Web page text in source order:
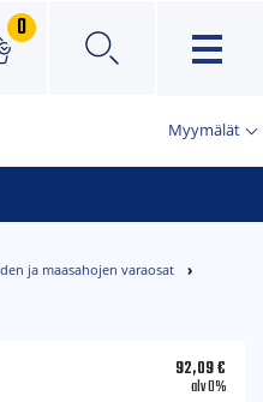
0
×
Myymälät
ja maasahojen varaosat
92,09€
alv 0%